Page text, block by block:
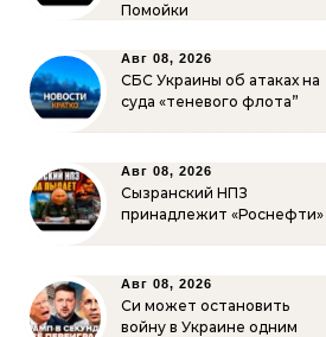
Помойки
Авг 08, 2026
СБС Украины об атаках на
суда «теневого флота”
Авг 08, 2026
Сызранский НПЗ
принадлежит «Роснефти»
Авг 08, 2026
Си может остановить
войну в Украине одним